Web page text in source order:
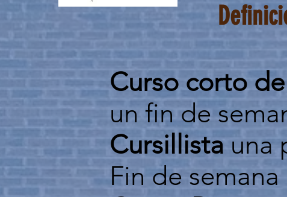
Curso corto
un fin de
Cursillistauna
Fin de